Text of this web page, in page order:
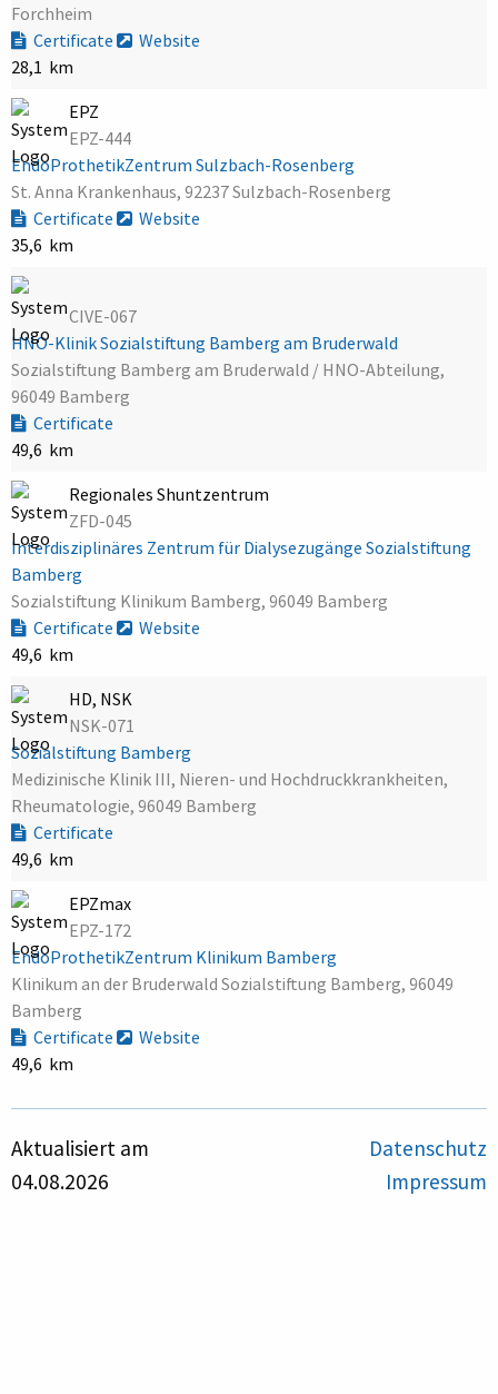
Forchheim
Certificate
Website
28,1 km
EPZ
EPZ-444
EndoProthetikZentrum Sulzbach-Rosenberg
St. Anna Krankenhaus, 92237 Sulzbach-Rosenberg
Certificate
Website
35,6 km
CIVE-067
HNO-Klinik Sozialstiftung Bamberg am Bruderwald
Sozialstiftung Bamberg am Bruderwald / HNO-Abteilung,
96049 Bamberg
Certificate
49,6 km
Regionales Shuntzentrum
ZFD-045
Interdisziplinäres Zentrum für Dialysezugänge Sozialstiftung
Bamberg
Sozialstiftung Klinikum Bamberg, 96049 Bamberg
Certificate
Website
49,6 km
HD, NSK
NSK-071
Sozialstiftung Bamberg
Medizinische Klinik III, Nieren- und Hochdruckkrankheiten,
Rheumatologie, 96049 Bamberg
Certificate
49,6 km
EPZmax
EPZ-172
EndoProthetikZentrum Klinikum Bamberg
Klinikum an der Bruderwald Sozialstiftung Bamberg, 96049
Bamberg
Certificate
Website
49,6 km
Aktualisiert am
04.08.2026
Datenschutz
Impressum